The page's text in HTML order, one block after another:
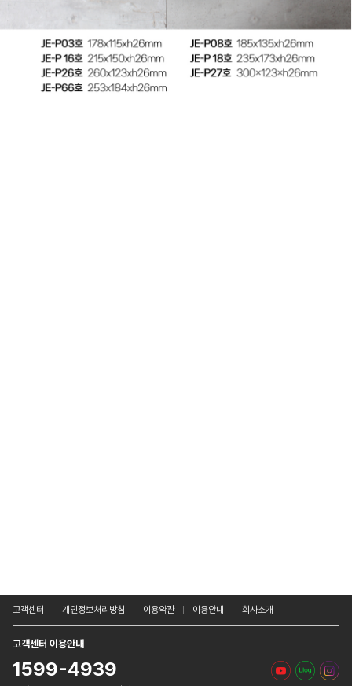
고객센터 개인정보처리방침 이용약관 이용안내 회사소개
고객센터 이용안내
1599-4939